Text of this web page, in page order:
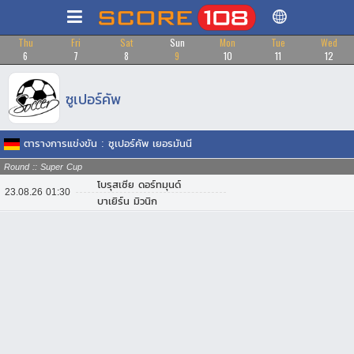
Thu
6
Fri
7
Sat
8
Sun
9
Mon
10
Tue
11
Wed
12
ซูเปอร์คัพ
ตารางการแข่งขัน : ซูเปอร์คัพ เยอรมันนี
Round :: Super Cup
23.08.26 01:30
โบรุสเซีย ดอร์ทมุนด์
บาเยิร์น มิวนิก